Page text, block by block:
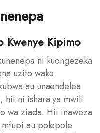
Kwenye Kipimo
ni kuongezeka
uzito wako
au unaendelea
hii ni ishara ya mwili
wa ziada. Hii inaweza
au polepole